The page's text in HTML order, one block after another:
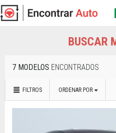
BUSCAR
7 MODELOS ENCONTRADOS
FILTROS ORDENAR POR